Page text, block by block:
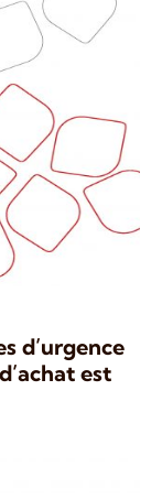
d’urgence
est